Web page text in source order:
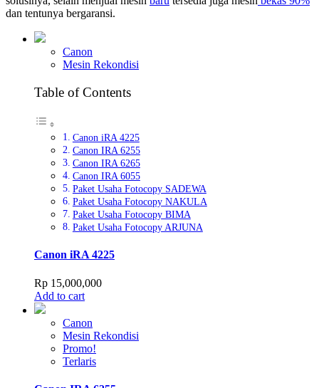
dan tentunya bergaransi.
Canon
Mesin Rekondisi
Table of Contents
Canon iRA 4225
Canon IRA 6255
Canon IRA 6265
Canon IRA 6055
Paket Usaha Fotocopy SADEWA
Paket Usaha Fotocopy NAKULA
Paket Usaha Fotocopy BIMA
Paket Usaha Fotocopy ARJUNA
Canon iRA 4225
Rp 15,000,000
Add to cart
Canon
Mesin Rekondisi
Promo!
Terlaris